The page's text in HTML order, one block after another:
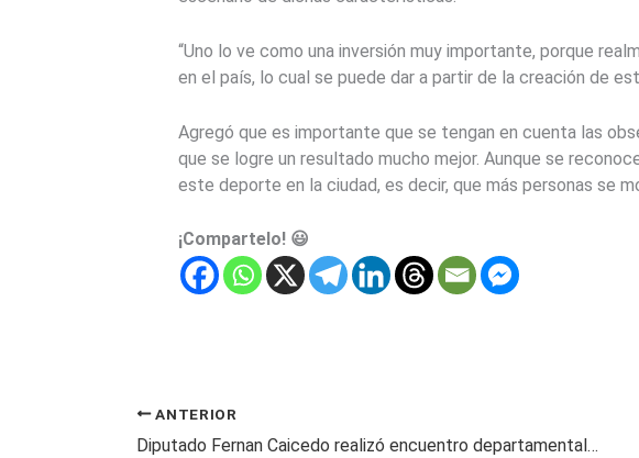
“Uno lo ve como una inversión muy importante, porque
en el país, lo cual se puede dar a partir de la creación de
Agregó que es importante que se tengan en cuenta las
que se logre un resultado mucho mejor. Aunque se
este deporte en la ciudad, es decir, que más personas se
¡Compartelo! 😃
ANTERIOR
Diputado Fernan Caicedo realizó encuentro departamental de amigos